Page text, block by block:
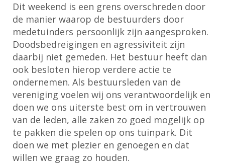
Dit weekend is een grens overschreden door
de manier waarop de bestuurders door
medetuinders persoonlijk zijn aangesproken.
Doodsbedreigingen en agressiviteit zijn
daarbij niet gemeden. Het bestuur heeft dan
ook besloten hierop verdere actie te
ondernemen. Als bestuursleden van de
vereniging voelen wij ons verantwoordelijk en
doen we ons uiterste best om in vertrouwen
van de leden, alle zaken zo goed mogelijk op
te pakken die spelen op ons tuinpark. Dit
doen we met plezier en genoegen en dat
willen we graag zo houden.